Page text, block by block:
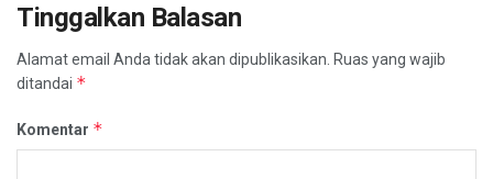
Tinggalkan Balasan
Alamat email Anda tidak akan dipublikasikan. Ruas yang wajib
ditandai *
Komentar *